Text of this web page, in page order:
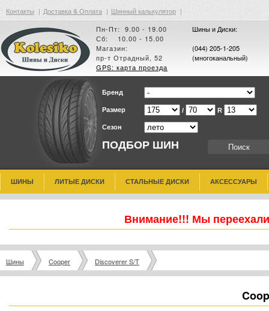
Контакты | Доставка & Оплата | Шинный калькулятор |
Пн-Пт: 9.00 - 19.00
Сб: 10.00 - 15.00
Магазин:
пр-т Отрадный, 52
GPS: карта проезда
Шины и Диски:
(044) 205-1-205
(многоканальный)
ПОДБОР ШИН
Бренд
Размер / R
Сезон
ШИНЫ ЛИТЫЕ ДИСКИ СТАЛЬНЫЕ ДИСКИ АКСЕССУАРЫ
Внимание!!! Мы
Шины Cooper Discoverer S/T